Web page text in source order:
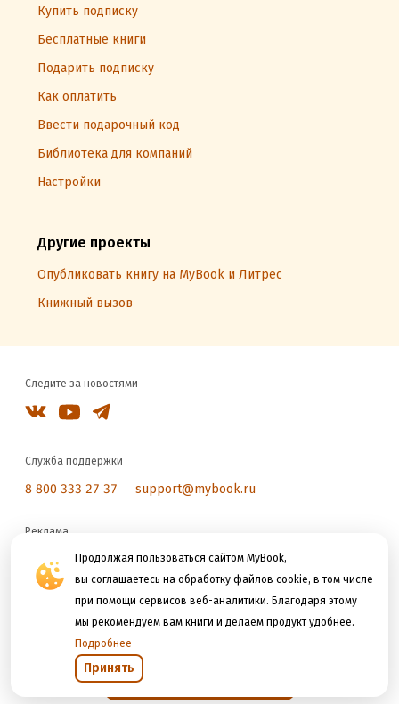
Продолжая пользоваться сайтом MyBook,
вы соглашаетесь на обработку файлов cookie, в том числе
при помощи сервисов веб-аналитики. Благодаря этому
мы рекомендуем вам книги и делаем продукт удобнее.
Подробнее
Принять
Купить подписку
Бесплатные книги
Подарить подписку
Как оплатить
Ввести подарочный код
Библиотека для компаний
Настройки
Другие проекты
Опубликовать книгу на MyBook и Литрес
Книжный вызов
Следите за новостями
Служба поддержки
8 800 333 27 37 support@mybook.ru
Реклама
reklama@litres.ru
Мы принимаем к оплате
Открыть в приложении